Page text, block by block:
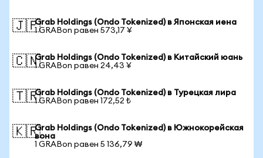
🇯🇵Grab Holdings (Ondo Tokenized) в Японская иена
1 GRABon равен 573,17 ¥
🇨🇳Grab Holdings (Ondo Tokenized) в Китайский юань
1 GRABon равен 24,43 ¥
🇹🇷Grab Holdings (Ondo Tokenized) в Турецкая лира
1 GRABon равен 172,52 ₺
🇰🇷Grab Holdings (Ondo Tokenized) в Южнокорейская
вона
1 GRABon равен 5 136,79 ₩